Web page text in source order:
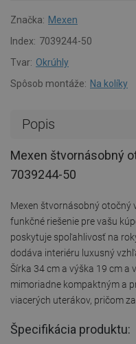
Značka: Mexen
Index: 7039244-50
Tvar: Okrúhly
Spôsob montáže: Na kolíky
Popis
Mexen štvornásobný
7039244-50
Mexen štvornásobný otočný
funkčné riešenie pre vašu
poskytuje spoľahlivosť na
dodáva interiéru luxusný
Šírka 34 cm a výška 19 cm a
mimoriadne kompaktným a
viacerých uterákov, pričom
Špecifikácia produktu: